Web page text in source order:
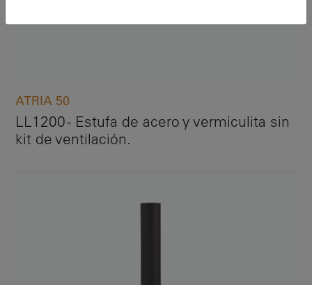
ATRIA 50
LL1200 - Estufa de acero y vermiculita sin
kit de ventilación.